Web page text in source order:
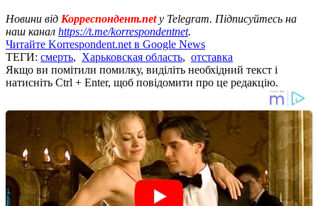
Новини від Корреспондент.netу Telegram. Підписуйтесь на
наш канал https://t.me/korrespondentnet.
Читайте Korrespondent.net в Google News
ТЕГИ: смерть, Харьковская область, отставка
Якщо ви помітили помилку, виділіть необхідний текст і
натисніть Ctrl + Enter, щоб повідомити про це редакцію.